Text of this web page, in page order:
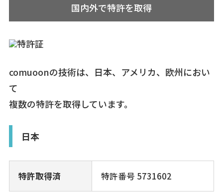
国内外で特許を取得
comuoonの技術は、日本、アメリカ、欧州におい
て
複数の特許を取得しています。
日本
特許取得済 特許番号 5731602